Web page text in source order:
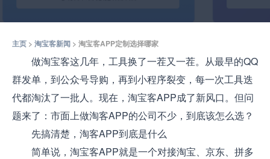
主页 > 淘宝客新闻 > 淘宝客APP定制选择哪家
做淘宝客这几年，工具换了一茬又一茬。从最早的QQ
群发单，到公众号导购，再到小程序裂变，每一次工具迭
代都淘汰了一批人。现在，淘宝客APP成了新风口。但问
题来了：市面上做淘客APP的公司不少，到底该怎么选？
先搞清楚，淘客APP到底是什么
简单说，淘宝客APP就是一个对接淘宝、京东、拼多